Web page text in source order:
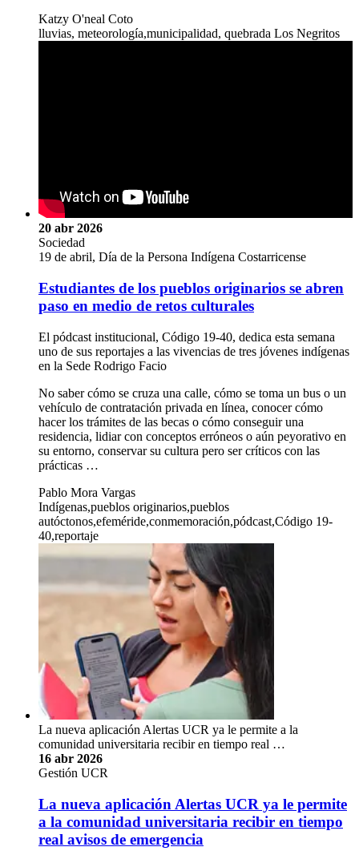
Katzy O'neal Coto
lluvias, meteorología,municipalidad, quebrada Los Negritos
20 abr 2026
Sociedad
19 de abril, Día de la Persona Indígena Costarricense
Estudiantes de los pueblos originarios se abren
paso en medio de retos culturales
El pódcast institucional, Código 19-40, dedica esta semana
uno de sus reportajes a las vivencias de tres jóvenes indígenas
en la Sede Rodrigo Facio
No saber cómo se cruza una calle, cómo se toma un bus o un
vehículo de contratación privada en línea, conocer cómo
hacer los trámites de las becas o cómo conseguir una
residencia, lidiar con conceptos erróneos o aún peyorativo en
su entorno, conservar su cultura pero ser críticos con las
prácticas …
Pablo Mora Vargas
Indígenas,pueblos originarios,pueblos
autóctonos,efeméride,conmemoración,pódcast,Código 19-
40,reportaje
La nueva aplicación Alertas UCR ya le permite a la
comunidad universitaria recibir en tiempo real …
16 abr 2026
Gestión UCR
La nueva aplicación Alertas UCR ya le permite
a la comunidad universitaria recibir en tiempo
real avisos de emergencia